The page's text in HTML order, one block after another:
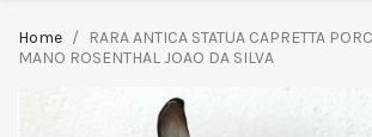
Home
RARA ANTICA STATUA CAPRETTA
MANO ROSENTHAL JOAO DA SILVA